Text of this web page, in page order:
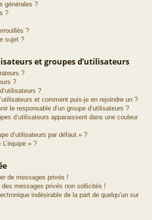
générales ?
?
?
sujet ?
et groupes d’utilisateurs
?
?
?
et comment puis-je en rejoindre un ?
le responsable d’un groupe d’utilisateurs ?
d’utilisateurs apparaissent dans une couleur
d’utilisateurs par défaut » ?
» ?
de messages privés !
messages privés non sollicités !
indésirable de la part de quelqu’un sur